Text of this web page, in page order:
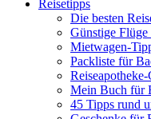
Reisetipps
Die besten
Günstige Flüge
Mietwagen-
Packliste für
Mein Buch für
45 Tipps rund